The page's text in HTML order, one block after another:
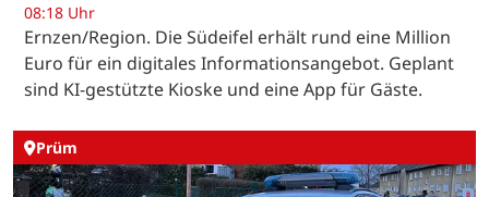
08:18 Uhr
Ernzen/Region. Die Südeifel erhält rund eine Million
Euro für ein digitales Informationsangebot. Geplant
sind KI-gestützte Kioske und eine App für Gäste.
Prüm